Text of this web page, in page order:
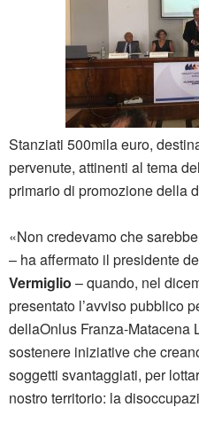
Stanziati 500mila euro,
pervenute, attinenti al tema
primario di promozione della
«Non credevamo che
– ha affermato il presidente
Vermiglio – quando, nel
presentato l’avviso pubblico
dellaOnlus Franza-Matacena
sostenere iniziative che
soggetti svantaggiati, per
nostro territorio: la